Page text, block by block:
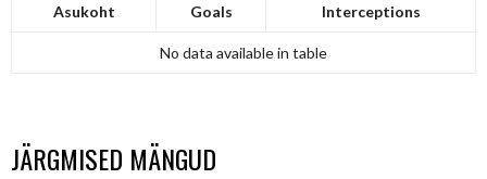
Asukoht Goals Interceptions
No data available in table
JÄRGMISED MÄNGUD